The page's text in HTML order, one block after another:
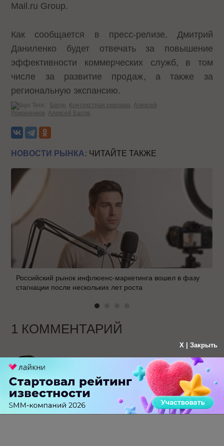
Mail.ru Group.
Как сообщается в пресс-релизе, Дмитрий
Даниленко будет отвечать за повышение
эффективности коммерческих служб, в том
числе за развитие продаж, а также за
региональную экспансию.
Теги: Бегун Контекстная реклама Алексей
Романенков Алексей Басов
НОВОСТИ РЫНКА: ЧИТАЙТЕ ТАКЖЕ
Российский рынок инфлюенс-маркетинга вошел в фазу
стагнации после нескольких лет роста
1 КОММЕНТАРИЙ
больше года назад
Забавно, конечно, что в Бегуне
сами "пропалили", как в системе крутятся
объявления одного сайта с www и без )
X | Закрыть